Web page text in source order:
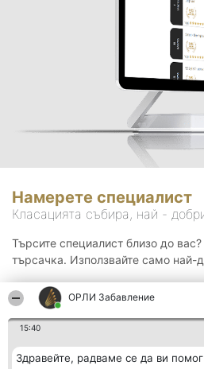
ОРЛИ Забавление
15:40
Здравейте, радваме се да ви
Намерете специалист
Класацията събира, най -
Търсите специалист близо до
търсачка. Използвайте само най-